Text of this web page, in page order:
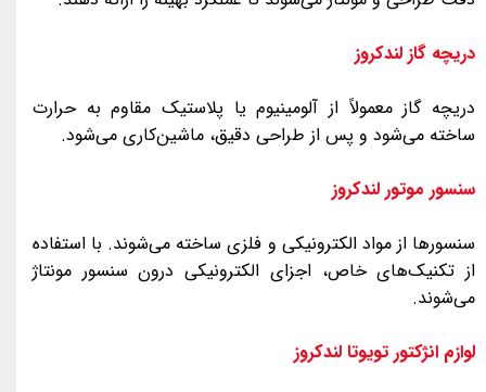
دریچه گاز لندکروز
دریچه گاز معمولاً از آلومینیوم یا پلاستیک مقاوم به حرارت
ساخته می‌شود و پس از طراحی دقیق، ماشین‌کاری می‌شود.
سنسور موتور لندکروز
سنسورها از مواد الکترونیکی و فلزی ساخته می‌شوند. با استفاده
از تکنیک‌های خاص، اجزای الکترونیکی درون سنسور مونتاژ
می‌شوند.
لوازم انژکتور تویوتا لندکروز